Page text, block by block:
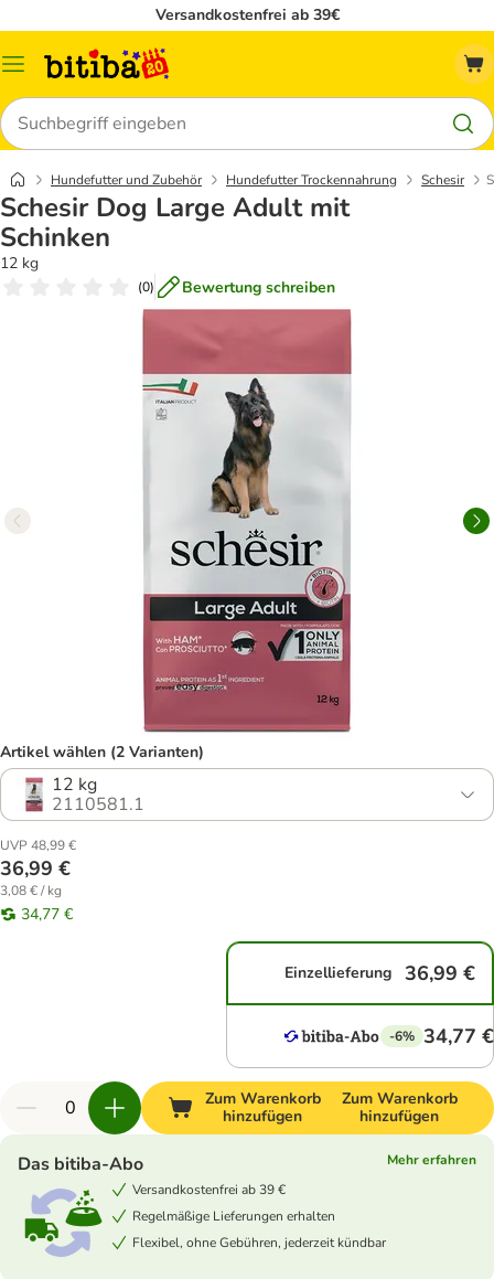
Versandkostenfrei ab 39€
Menü
Suchen
Hundefutter und Zubehör Hundefutter Trockennahrung Schesir
Schesir Dog Large Adult mit
Schinken
12 kg
(0) Bewertung schreiben
Artikel wählen (2 Varianten)
12 kg
2110581.1
UVP 48,99 €
36,99 €
3,08 € / kg
34,77 €
Einzellieferung 36,99 €
-6% 34,77 €
Zum Warenkorb
hinzufügen
Zum Warenkorb
hinzufügen
Das bitiba-Abo
Mehr erfahren
Versandkostenfrei ab 39 €
Regelmäßige Lieferungen erhalten
Flexibel, ohne Gebühren, jederzeit kündbar